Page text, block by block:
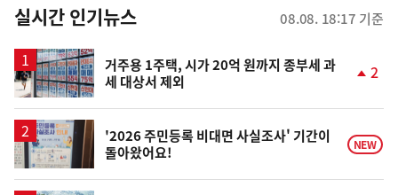
뉴
스
실시간 인기뉴스 08.08. 18:17 기준
거주용 1주택, 시가 20억 원까지 종부세 과
세 대상서 제외
승
2
'2026 주민등록 비대면 사실조사' 기간이
돌아왔어요!
NEW